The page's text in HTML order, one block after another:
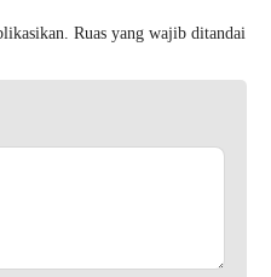
Ruas yang wajib ditandai